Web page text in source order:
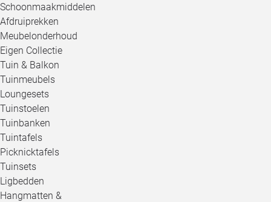
Schoonmaakmiddelen
Afdruiprekken
Meubelonderhoud
Eigen Collectie
Tuin & Balkon
Tuinmeubels
Loungesets
Tuinstoelen
Tuinbanken
Tuintafels
Picknicktafels
Tuinsets
Ligbedden
Hangmatten &